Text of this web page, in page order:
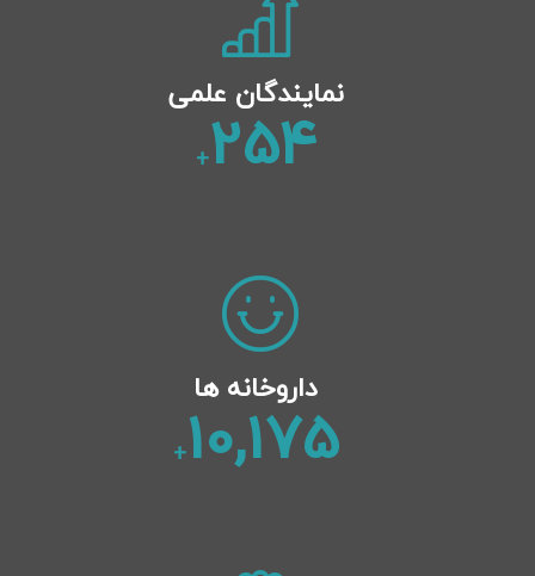
نمایندگان علمی
282
+
داروخانه ها
11,300
+